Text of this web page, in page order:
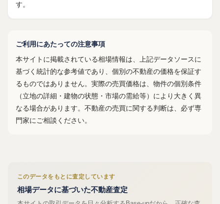
す。
ご利用にあたっての注意事項
本サイトに掲載されている相場情報は、上記データソースに
基づく統計的な参考値であり、個別の不動産の価格を保証す
るものではありません。実際の売買価格は、物件の個別条件
（立地の詳細・建物の状態・市場の需給等）により大きく異
なる場合があります。不動産の売買に関する判断は、必ず専
門家にご相談ください。
このデータをもとに査定しています
相場データに基づいた不動産査定